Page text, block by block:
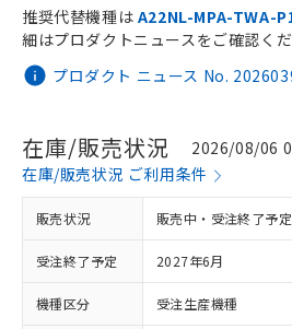
プロダクト ニュース No.
推奨代替機種は A22NL-MPA-TWA-
細はプロダクトニュースをご確認くだ
在庫/販売状況
2026/08/06
在庫/販売状況 ご利用条件
販売状況 販売中・受注終了予定
受注終了予定 2027年6月
機種区分 受注生産機種